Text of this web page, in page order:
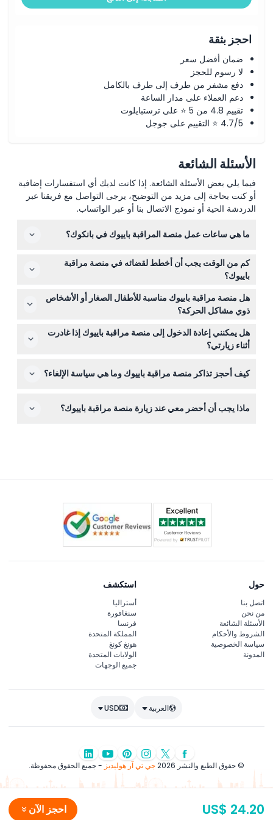
الشروط والأحكام
سياسة الإلغاء
US$ 24.20 احجز الآن
احجز بثقة
ضمان أفضل سعر
لا رسوم للحجز
دفع مشفر من طرف إلى طرف بالكامل
دعم العملاء على مدار الساعة
تقييم 4.8 من 5 ⭐ على ترستبايلوت
4.7/5 ⭐ التقييم على جوجل
الأسئلة الشائعة
فيما يلي بعض الأسئلة الشائعة. إذا كانت لديك أي استفسارات إضافية
أو كنت بحاجة إلى مزيد من التوضيح، يرجى التواصل مع فريقنا عبر
الدردشة الحية أو نموذج الاتصال بنا أو عبر الواتساب.
ما هي ساعات عمل منصة المراقبة باييوك في بانكوك؟
منصة المراقبة في الطابق 77 ونقطة الإطلالة الدوارة في
الطابق 84 مفتوحتان يوميًا من الساعة 10:00 صباحًا حتى 10:00
مساءً (قد تتغير المواعيد — يرجى التأكد عند الحجز).
كم من الوقت يجب أن أخطط لقضائه في منصة مراقبة
باييوك؟
يقضي معظم الزوار حوالي 60 إلى 90 دقيقة في استكشاف
منصات المراقبة. إذا اخترت تناول الطعام في أحد المطاعم،
خطط لتمديد زيارتك وفقًا لذلك.
هل منصة مراقبة باييوك مناسبة للأطفال الصغار أو الأشخاص
ذوي مشاكل الحركة؟
يدفع الأطفال نفس سعر الدخول الذي يدفعه البالغون. ومع ذلك،
لا يوصى بمنصة المراقبة للضيوف ذوي القدرات الحركية
المحدودة أو الذين يستخدمون الكراسي المتحركة بسبب قيود
الوصول.
هل يمكنني إعادة الدخول إلى منصة مراقبة باييوك إذا غادرت
أثناء زيارتي؟
وقتك والاستمتاع بالمشاهد دون مغادرة مبكرة.
كيف أحجز تذاكر منصة مراقبة باييوك وما هي سياسة الإلغاء؟
التحقق من التوفر واختيار الوقت المرغوب. يرجى ملاحظة أن
ماذا يجب أن أحضر معي عند زيارة منصة مراقبة باييوك؟
حول
اتصل بنا
من نحن
الأسئلة الشائعة
الشروط والأحكام
سياسة الخصوصية
المدونة
استكشف
أستراليا
سنغافورة
فرنسا
المملكة المتحدة
هونغ كونغ
الولايات المتحدة
جميع الوجهات
العربية USD
© حقوق الطبع والنشر 2026 جي تي آر هوليديز - جميع الحقوق محفوظة.